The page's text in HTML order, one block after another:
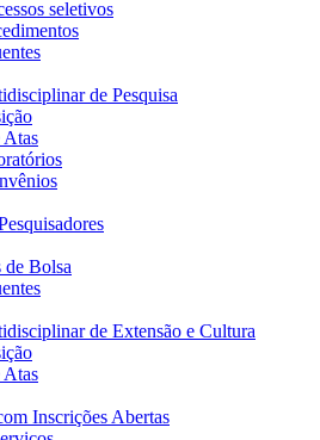
seletivos
de Pesquisa
Atas
de Bolsa
de Extensão e Cultura
Atas
Inscrições Abertas